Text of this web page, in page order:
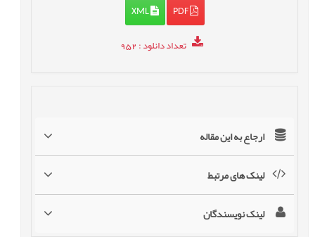
PDF
XML
تعداد دانلود: 952
ارجاع به این مقاله
لینک های مرتبط
لینک نویسندگان